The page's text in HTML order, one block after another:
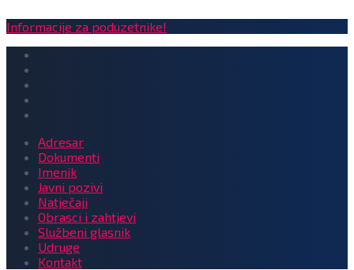
Informacije za poduzetnike!
Adresar
Dokumenti
Imenik
Javni pozivi
Natječaji
Obrasci i zahtjevi
Službeni glasnik
Udruge
Kontakt